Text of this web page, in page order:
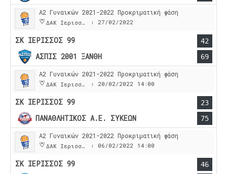
Α2 Γυναικών 2021-2022 Προκριματική φάση
ΔΑΚ Ιερισσου | 27/02/2022
ΣΚ ΙΕΡΙΣΣΟΣ 99 42
ΑΣΠΙΣ 2001 ΞΑΝΘΗ 69
Α2 Γυναικών 2021-2022 Προκριματική φάση
ΔΑΚ Ιερισσου | 20/02/2022 14:00
ΣΚ ΙΕΡΙΣΣΟΣ 99 23
ΠΑΝΑΘΛΗΤΙΚΟΣ Α.Ε. ΣΥΚΕΩΝ 75
Α2 Γυναικών 2021-2022 Προκριματική φάση
ΔΑΚ Ιερισσου | 06/02/2022 14:00
ΣΚ ΙΕΡΙΣΣΟΣ 99 46